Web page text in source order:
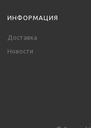
ИНФОРМАЦИЯ
Доставка
Новости